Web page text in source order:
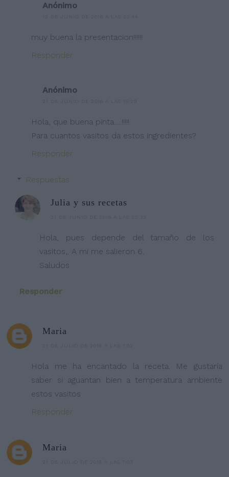
Anónimo
muy buena la presentacion!!!!!!
Responder
Anónimo
Hola, que buena pinta.....!!!!!
Para cuantos vasitos da estos ingredientes?
Responder
Respuestas
Julia y sus recetas
Hola, pues depende del tamaño de los
vasitos,. A mi me salieron 6.
Saludos
Responder
Maria
Hola me ha encantado la receta. Me gustaría
saber si aguantan bien a temperatura ambiente
estos vasitos
Responder
Maria